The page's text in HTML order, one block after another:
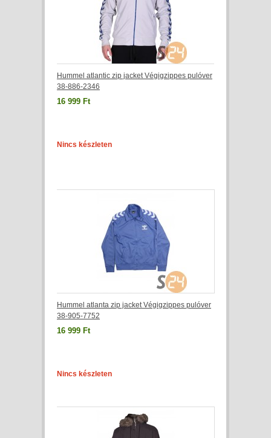
Hummel atlantic zip jacket Végigzippes pulóver
38-886-2346
16 999 Ft
Nincs készleten
Hummel atlanta zip jacket Végigzippes pulóver
38-905-7752
16 999 Ft
Nincs készleten